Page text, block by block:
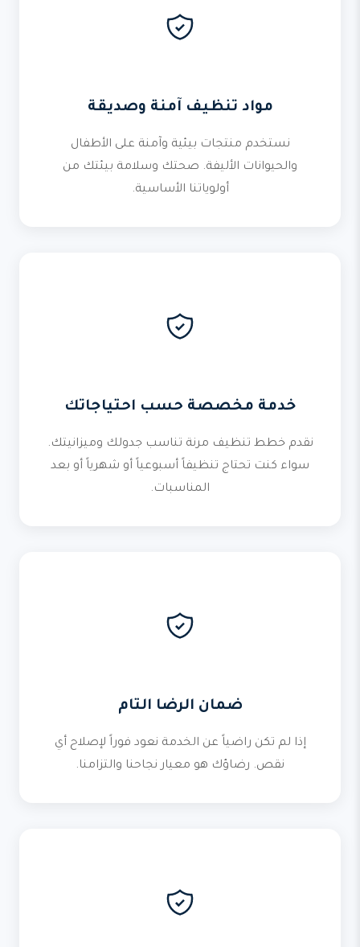
مواد تنظيف آمنة وصديقة
نستخدم منتجات بيئية وآمنة على الأطفال
والحيوانات الأليفة. صحتك وسلامة بيئتك من
أولوياتنا الأساسية.
خدمة مخصصة حسب احتياجاتك
نقدم خطط تنظيف مرنة تناسب جدولك وميزانيتك.
سواء كنت تحتاج تنظيفاً أسبوعياً أو شهرياً أو بعد
المناسبات.
ضمان الرضا التام
إذا لم تكن راضياً عن الخدمة نعود فوراً لإصلاح أي
نقص. رضاؤك هو معيار نجاحنا والتزامنا.